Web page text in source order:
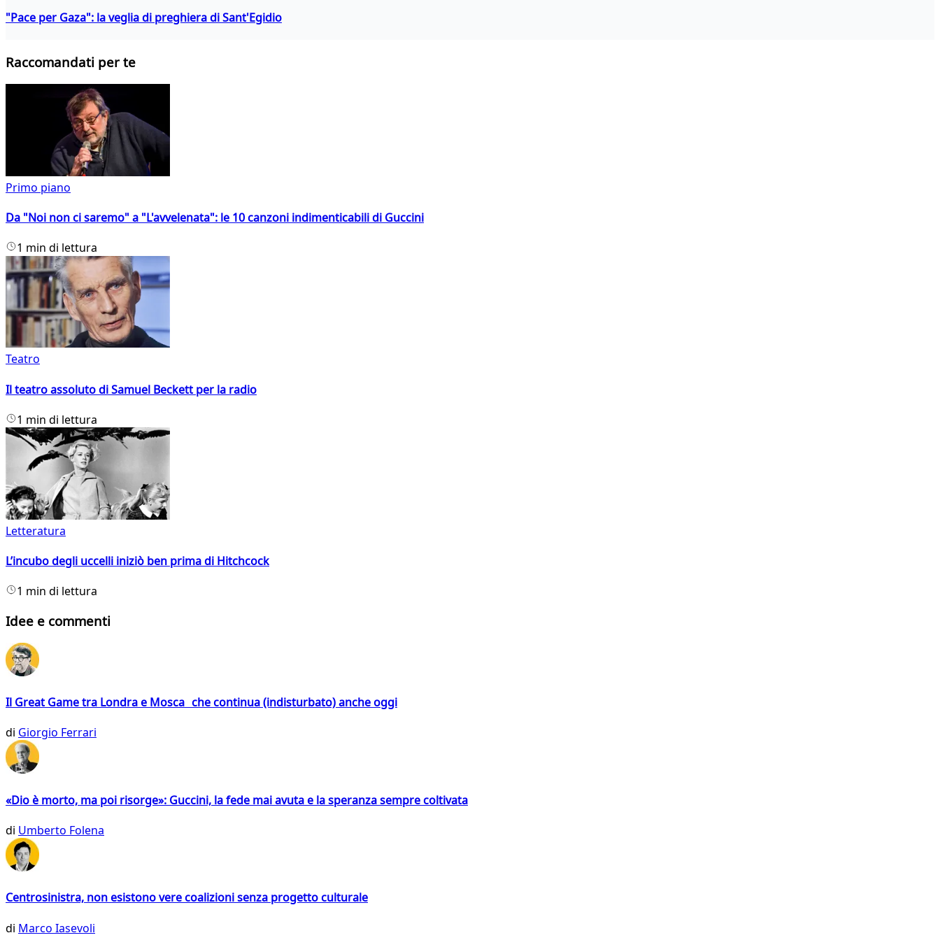
"Pace per Gaza": la veglia di preghiera di Sant'Egidio
Raccomandati per te
Primo piano
Da "Noi non ci saremo" a "L'avvelenata": le 10 canzoni indimenticabili di Guccini
1 min di lettura
Teatro
Il teatro assoluto di Samuel Beckett per la radio
1 min di lettura
Letteratura
L’incubo degli uccelli iniziò ben prima di Hitchcock
1 min di lettura
Idee e commenti
Il Great Game tra Londra e Mosca che continua (indisturbato) anche oggi
di Giorgio Ferrari
«Dio è morto, ma poi risorge»: Guccini, la fede mai avuta e la speranza sempre coltivata
di Umberto Folena
Centrosinistra, non esistono vere coalizioni senza progetto culturale
di Marco Iasevoli